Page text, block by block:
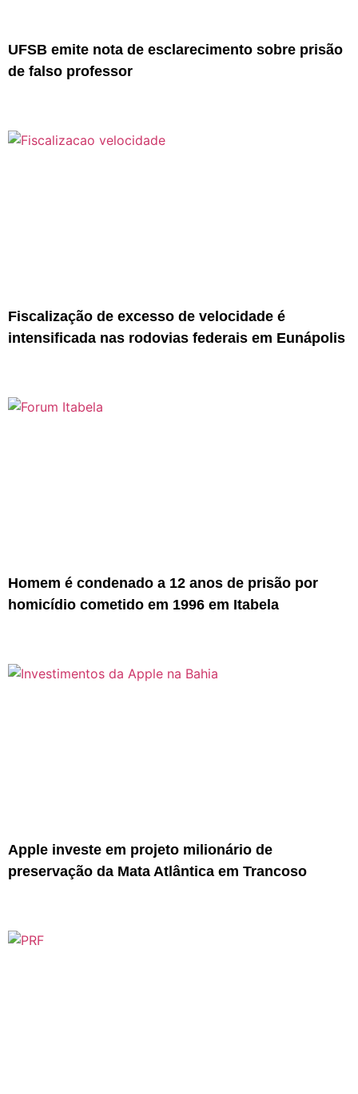
UFSB emite nota de esclarecimento sobre prisão
de falso professor
Fiscalização de excesso de velocidade é
intensificada nas rodovias federais em Eunápolis
Homem é condenado a 12 anos de prisão por
homicídio cometido em 1996 em Itabela
Apple investe em projeto milionário de
preservação da Mata Atlântica em Trancoso